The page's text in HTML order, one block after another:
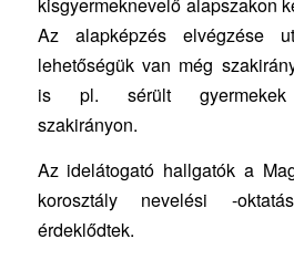
kisgyermeknevelő alapszakon
Az alapképzés elvégzése
lehetőségük van még
is pl. sérült gyermekek
szakirányon.
Az idelátogató hallgatók a
korosztály nevelési -
érdeklődtek.